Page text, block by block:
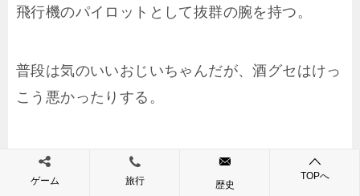
飛行機のパイロットとして抜群の腕を持つ。
普段は気のいいおじいちゃんだが、酒グセはけっ
こう悪かったりする。
沢口 お梅 声 – 千葉繁
ゲーム 旅行 歴史
TOPへ